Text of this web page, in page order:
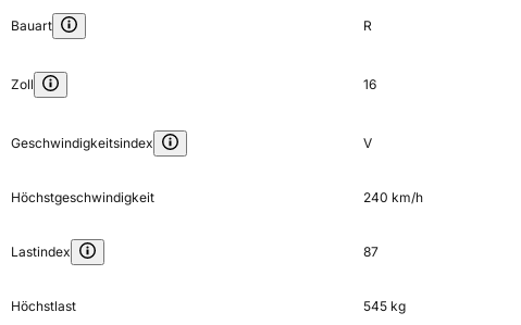
Bauart R
Zoll 16
Geschwindigkeitsindex V
Höchstgeschwindigkeit 240 km/h
Lastindex 87
Höchstlast 545 kg